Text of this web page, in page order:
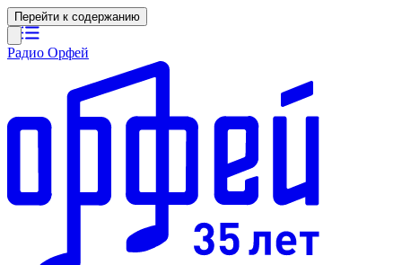
Перейти к содержанию
Радио Орфей